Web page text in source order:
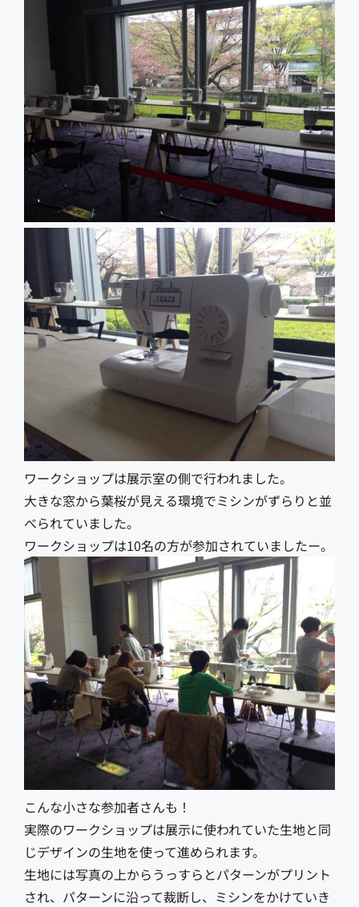
ワークショップは展示室の側で行われました。
大きな窓から葉桜が見える環境でミシンがずらりと並
べられていました。
ワークショップは10名の方が参加されていましたー。
こんな小さな参加者さんも！
実際のワークショップは展示に使われていた生地と同
じデザインの生地を使って進められます。
生地には写真の上からうっすらとパターンがプリント
され、パターンに沿って裁断し、ミシンをかけていき